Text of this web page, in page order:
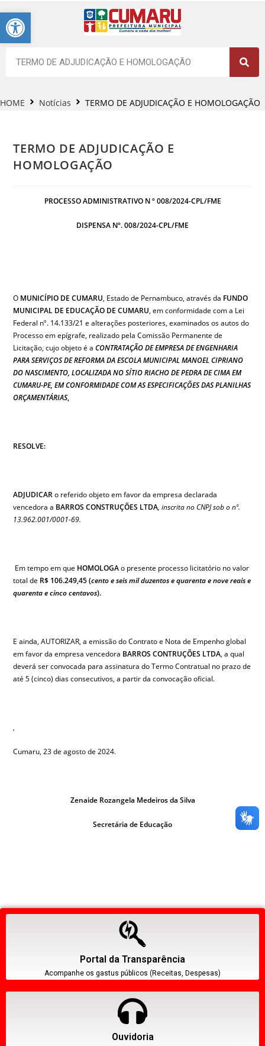
Barra de Ferramentas Aberta
HOME Notícias TERMO DE ADJUDICAÇÃO E HOMOLOGAÇÃO
TERMO DE ADJUDICAÇÃO E
HOMOLOGAÇÃO
PROCESSO ADMINISTRATIVO N º 008/2024-CPL/FME
DISPENSA Nº. 008/2024-CPL/FME
O MUNICÍPIO DE CUMARU, Estado de Pernambuco, através da FUNDO
MUNICIPAL DE EDUCAÇÃO DE CUMARU, em conformidade com a Lei
Federal nº. 14.133/21 e alterações posteriores, examinados os autos do
Processo em epígrafe, realizado pela Comissão Permanente de
Licitação, cujo objeto é aCONTRATAÇÃO DE EMPRESA DE ENGENHARIA
PARA SERVIÇOS DE REFORMA DA ESCOLA MUNICIPAL MANOEL CIPRIANO
DO NASCIMENTO, LOCALIZADA NO SÍTIO RIACHO DE PEDRA DE CIMA EM
CUMARU-PE, EM CONFORMIDADE COM AS ESPECIFICAÇÕES DAS PLANILHAS
ORÇAMENTÁRIAS,
RESOLVE:
ADJUDICARo referido objeto em favor da empresa declarada
vencedora a BARROS CONSTRUÇÕES LTDA, inscrita no CNPJ sob o nº.
13.962.001/0001-69.
Em tempo em que HOMOLOGAo presente processo licitatório no valor
total de R$ 106.249,45 (cento e seis mil duzentos e quarenta e nove reais e
quarenta e cinco centavos).
E ainda, AUTORIZAR, a emissão do Contrato e Nota de Empenho global
em favor da empresa vencedora BARROS CONTRUÇÕES LTDA, a qual
deverá ser convocada para assinatura do Termo Contratual no prazo de
até 5 (cinco) dias consecutivos, a partir da convocação oficial.
,
Cumaru, 23 de agosto de 2024.
Zenaide Rozangela Medeiros da Silva
Secretária de Educação
Portal da Transparência
Acompanhe os gastus públicos (Receitas, Despesas)
Ouvidoria